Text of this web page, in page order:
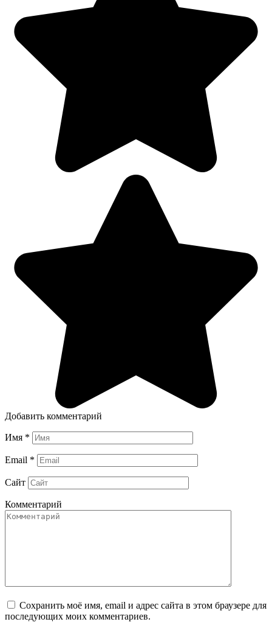
Добавить комментарий
Имя *
Email *
Сайт
Комментарий
Сохранить моё имя, email и адрес сайта в этом браузере для
последующих моих комментариев.